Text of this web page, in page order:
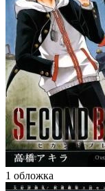
1 обложка